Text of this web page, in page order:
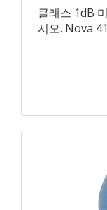
클래스 1dB
시오. Nova